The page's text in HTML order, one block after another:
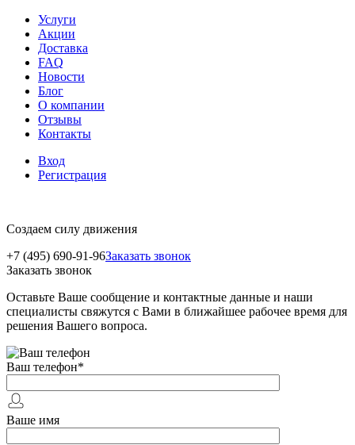
Услуги
Акции
Доставка
FAQ
Новости
Блог
О компании
Отзывы
Контакты
Вход
Регистрация
Создаем силу движения
+7 (495) 690-91-96Заказать звонок
Заказать звонок
Оставьте Ваше сообщение и контактные данные и наши
специалисты свяжутся с Вами в ближайшее рабочее время для
решения Вашего вопроса.
Ваш телефон*
Ваше имя